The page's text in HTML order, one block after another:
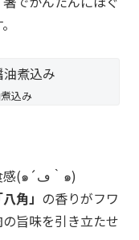
込み
口に入れると、とろっと柔らかい食感(๑´ڡ｀๑)
八角」 の香りがフワ
旨味を引き立たせ